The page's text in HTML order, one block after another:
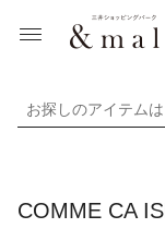
お探しのアイテムは
COMME CA